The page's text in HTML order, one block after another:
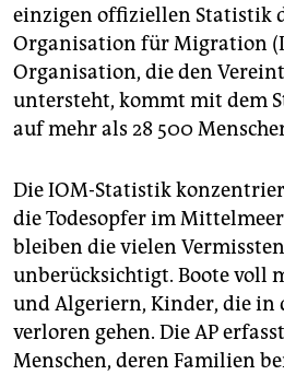
einzigen offiziellen Statistik
Organisation für Migration
Organisation, die den
untersteht, kommt mit dem
auf mehr als 28 500
Die IOM-Statistik
die Todesopfer im
bleiben die vielen
unberücksichtigt. Boote voll
und Algeriern, Kinder, die in
verloren gehen. Die AP
Menschen, deren Familien